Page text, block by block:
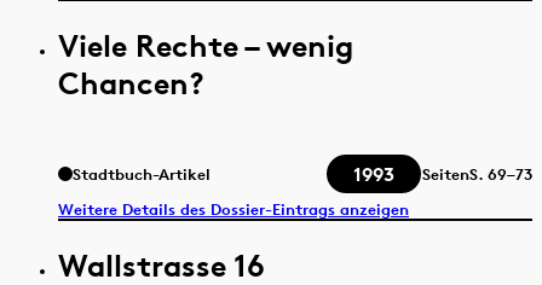
Viele Rechte – wenig
Chancen?
Stadtbuch-Artikel 1993 SeitenS. 69–73
Weitere Details des Dossier-Eintrags anzeigen
Wallstrasse 16